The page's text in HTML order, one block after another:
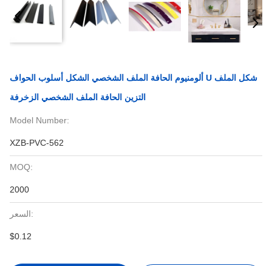
ألومنيوم الحافة الملف الشخصي الشكل أسلوب الحواف U شكل الملف
التزين الحافة الملف الشخصي الزخرفة
Model Number:
XZB-PVC-562
MOQ:
2000
السعر:
$0.12